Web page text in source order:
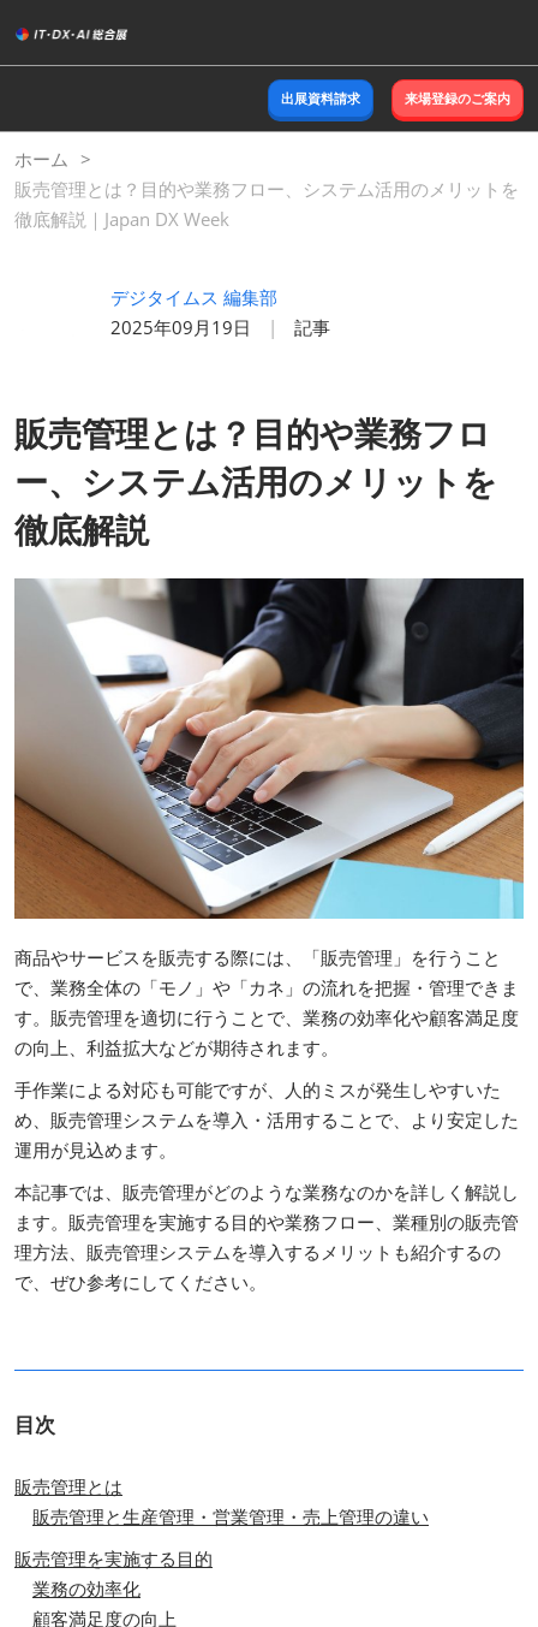
キ
ッ
し
て
進
む
出展資料請求 来場登録のご案内
ホーム
販売管理とは？目的や業務フロー、システム活用のメリットを
徹底解説｜Japan DX Week
デジタイムス 編集部
2025年09月19日
記事
販売管理とは？目的や業務フロ
ー、システム活用のメリットを
徹底解説
商品やサービスを販売する際には、「販売管理」を行うこと
で、業務全体の「モノ」や「カネ」の流れを把握・管理できま
す。販売管理を適切に行うことで、業務の効率化や顧客満足度
の向上、利益拡大などが期待されます。
手作業による対応も可能ですが、人的ミスが発生しやすいた
め、販売管理システムを導入・活用することで、より安定した
運用が見込めます。
本記事では、販売管理がどのような業務なのかを詳しく解説し
ます。販売管理を実施する目的や業務フロー、業種別の販売管
理方法、販売管理システムを導入するメリットも紹介するの
で、ぜひ参考にしてください。
目次
販売管理とは
販売管理と生産管理・営業管理・売上管理の違い
販売管理を実施する目的
業務の効率化
顧客満足度の向上